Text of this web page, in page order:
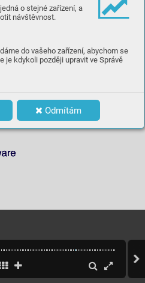
o stejné zařízení, a
návštěvnost.
do vašeho zařízení, abychom se
je kdykoli později upravit ve Správě
Odmítám